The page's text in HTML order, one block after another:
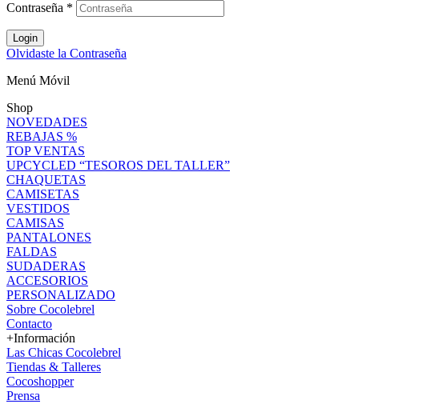
Contraseña *
Login
Olvidaste la Contraseña
Menú Móvil
Shop
NOVEDADES
REBAJAS %
TOP VENTAS
UPCYCLED “TESOROS DEL TALLER”
CHAQUETAS
CAMISETAS
VESTIDOS
CAMISAS
PANTALONES
FALDAS
SUDADERAS
ACCESORIOS
PERSONALIZADO
Sobre Cocolebrel
Contacto
+Información
Las Chicas Cocolebrel
Tiendas & Talleres
Cocoshopper
Prensa